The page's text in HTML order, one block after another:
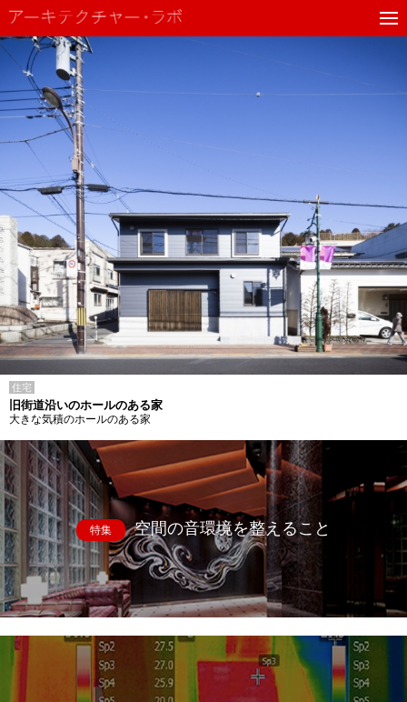
住宅
旧街道沿いのホールのある家
大きな気積のホールのある家
特集 空間の音環境を整えること